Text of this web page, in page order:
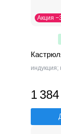
Акция
индукция;
1